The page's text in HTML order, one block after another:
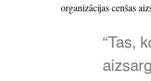
organizācijas cenšas
“Tas,